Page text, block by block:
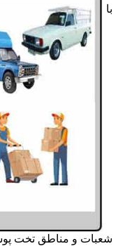
با
شعبات و مناطق تخت